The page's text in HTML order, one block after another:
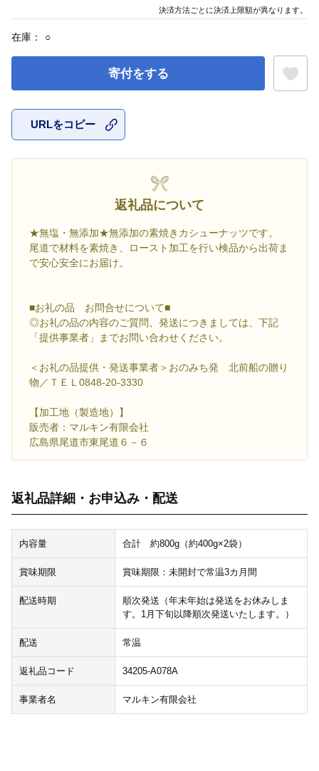
在庫： ○
寄付をする
URLをコピー
返礼品について
★無塩・無添加★無添加の素焼きカシューナッツです。
尾道で材料を素焼き、ロースト加工を行い検品から出荷ま
で安心安全にお届け。
■お礼の品 お問合せについて■
◎お礼の品の内容のご質問、発送につきましては、下記
「提供事業者」までお問い合わせください。
＜お礼の品提供・発送事業者＞おのみち発 北前船の贈り
物／ＴＥＬ0848-20-3330
【加工地（製造地）】
販売者：マルキン有限会社
広島県尾道市東尾道６－６
返礼品詳細・お申込み・配送
内容量 合計 約800g（約400g×2袋）
賞味期限 賞味期限：未開封で常温3カ月間
配送時期
順次発送（年末年始は発送をお休みしま
す。1月下旬以降順次発送いたします。）
配送 常温
返礼品コード 34205-A078A
事業者名 マルキン有限会社
決済方法ごとに決済上限額が異なります。